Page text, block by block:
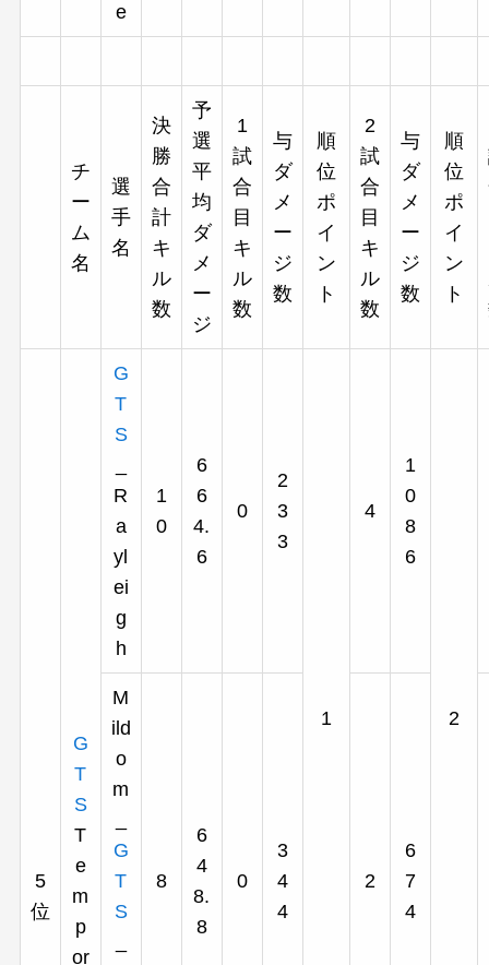
e
チ
ー
ム
名
選
手
名
決
勝
合
計
キ
ル
数
予
選
平
均
ダ
メ
ー
ジ
1
試
合
目
キ
ル
数
与
ダ
メ
ー
ジ
数
順
位
ポ
イ
ン
ト
2
試
合
目
キ
ル
数
与
ダ
メ
ー
ジ
数
順
位
ポ
イ
ン
ト
5
位
G
T
S
T
e
m
p
or
G
T
S
R
a
yl
ei
g
h
1
0
6
6
4.
6
0
2
3
3
1
4
1
0
8
6
2
M
ild
o
m
G
T
S
8
6
4
8.
8
0
3
4
4
2
6
7
4